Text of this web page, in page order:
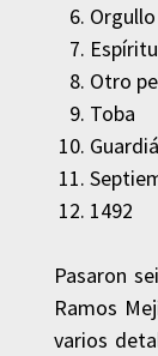
Orgullo
Otro
Toba
1492
Pasaron
Ramos
varios